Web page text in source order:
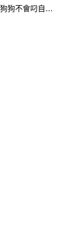
狗狗為什么總是叼自己孩子呢_為什么有的狗狗不會叼自己寶寶